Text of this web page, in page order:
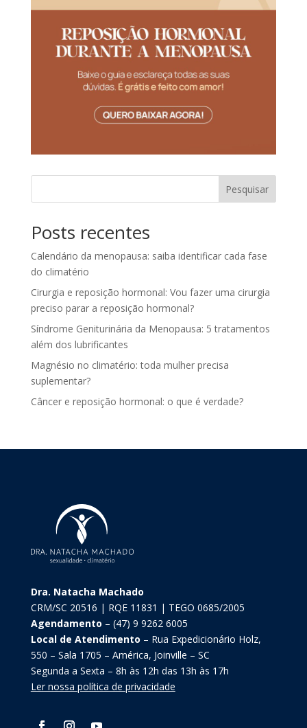
Pesquisar
Posts recentes
Calendário da menopausa: saiba identificar cada fase
do climatério
Cirurgia e reposição hormonal: Vou fazer uma cirurgia
preciso parar a reposição hormonal?
Síndrome Geniturinária da Menopausa: 5 tratamentos
além dos lubrificantes
Magnésio no climatério: toda mulher precisa
suplementar?
Câncer e reposição hormonal: o que é verdade?
Dra. Natacha Machado
CRM/SC 20516 | RQE 11831 | TEGO 0685/2005
Agendamento – (47) 9 9262 6005
Local de Atendimento – Rua Expedicionário Holz,
550 – Sala 1705 – América, Joinville – SC
Segunda a Sexta – 8h às 12h das 13h às 17h
Ler nossa política de privacidade